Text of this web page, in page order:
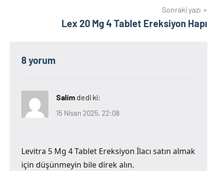
Sonraki yazı
Lex 20 Mg 4 Tablet Ereksiyon Hapı
8 yorum
Salim dedi ki:
15 Nisan 2025, 22:08
Levitra 5 Mg 4 Tablet Ereksiyon İlacı satın almak
için düşünmeyin bile direk alın.